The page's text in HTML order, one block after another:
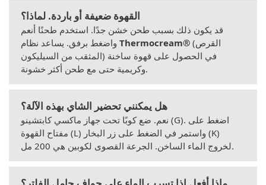
القهوة ضعيفة أو باردة. لماذا؟
قد يكون ذلك بسبب طحن خشن جدًا. استخدم طحنًا أنعم
Thermocream® (القرص
المثقب من السيليكون) في الحصول على قهوة ساخنة
وكريمية حتى مع طحن أكثر خشونة.
هل يمكنني تحضير الشاي بهذه الآلة؟
نعم. ضع كوبًا تحت جهاز ماكسي كابتشينو (G). اضغط على
مفتاح القهوة (L) واستمر في الضغط على زر البخار (K)
لخروج الماء الساخن. الجرعة القصوى لكوبين هي 200 مل.